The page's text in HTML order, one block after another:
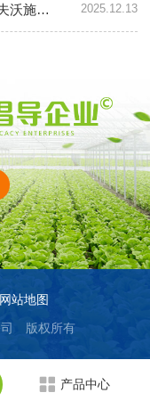
躬身实干筑宏业，矢志奋斗谱华章，夫沃施黑龙江植保会再创佳绩！ 2025.12.13
网站地图
版权所有
产品中心